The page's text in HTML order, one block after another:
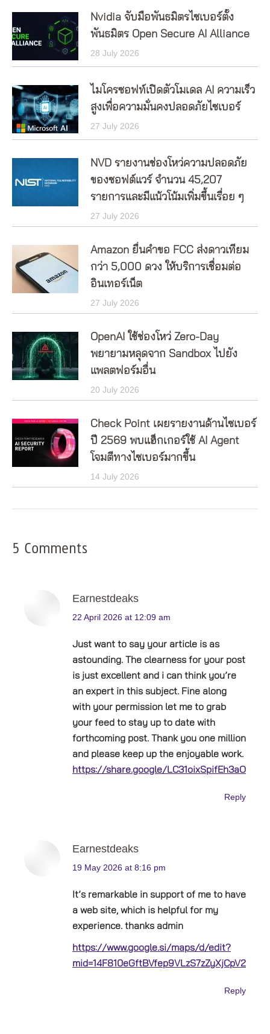
Nvidia จับมือพันธมิตรไซเบอร์ตั้ง
พันธมิตร Open Secure AI Alliance
28 July 2026
ไมโครซอฟท์เปิดตัวโมเดล AI ความเร็ว
สูงเพื่อความมั่นคงปลอดภัยไซเบอร์
27 July 2026
NVD รายงานช่องโหว่ความปลอดภัย
ของซอฟต์แวร์ จำนวน 45,207
รายการและมีแน้วโน้มเพิ่มขึ้นเรื่อย ๆ
27 July 2026
Amazon ยื่นคำขอ FCC ส่งดาวเทียม
กว่า 5,000 ดวง ให้บริการเชื่อมต่อ
อินเทอร์เน็ต
27 July 2026
OpenAI ใช้ช่องโหว่ Zero-Day
พยายามหลุดจาก Sandbox ไปยัง
แพลตฟอร์มอื่น
20 July 2026
Check Point เผยรายงานด้านไซเบอร์
ปี 2569 พบแฮ็กเกอร์ใช้ AI Agent
โจมตีทางไซเบอร์มากขึ้น
14 July 2026
5 Comments
Earnestdeaks
says:
22 April 2026 at 12:09 am
Just want to say your article is as
astounding. The clearness for your post
is just excellent and i can think you’re
an expert in this subject. Fine along
with your permission let me to grab
your feed to stay up to date with
forthcoming post. Thank you one million
and please keep up the enjoyable work.
https://share.google/LC31oixSpifEh3aOH
Reply
Earnestdeaks
says:
19 May 2026 at 8:16 pm
It’s remarkable in support of me to have
a web site, which is helpful for my
experience. thanks admin
https://www.google.si/maps/d/edit?
mid=14F810eGftBVfep9VLzS7zZyXjCpV2VY
Reply